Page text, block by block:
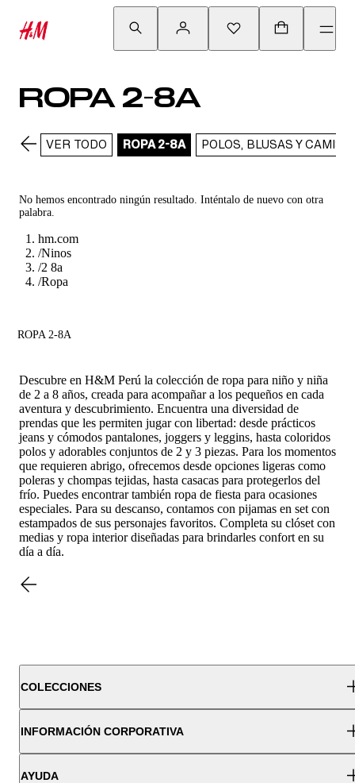
ROPA 2-8A
VER TODO ROPA 2-8A POLOS, BLUSAS Y
No hemos encontrado ningún resultado. Inténtalo de nuevo con otra
palabra.
hm.com
/Ninos
/2 8a
/Ropa
ROPA 2-8A
Descubre en H&M Perú la colección de ropa para niño y niña
de 2 a 8 años, creada para acompañar a los pequeños en cada
aventura y descubrimiento. Encuentra una diversidad de
prendas que les permiten jugar con libertad: desde prácticos
jeans y cómodos pantalones, joggers y leggins, hasta coloridos
polos y adorables conjuntos de 2 y 3 piezas. Para los momentos
que requieren abrigo, ofrecemos desde opciones ligeras como
poleras y chompas tejidas, hasta casacas para protegerlos del
frío. Puedes encontrar también ropa de fiesta para ocasiones
especiales. Para su descanso, contamos con pijamas en set con
estampados de sus personajes favoritos. Completa su clóset con
medias y ropa interior diseñadas para brindarles confort en su
día a día.
COLECCIONES
INFORMACIÓN CORPORATIVA
AYUDA